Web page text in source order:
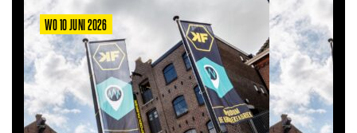
WO 10 JUNI 2026